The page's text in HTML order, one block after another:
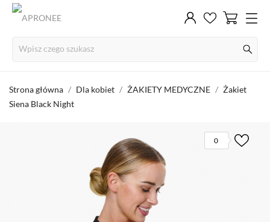
Strona główna Dla kobiet ŻAKIETY MEDYCZNE
Żakiet
Siena Black Night
0